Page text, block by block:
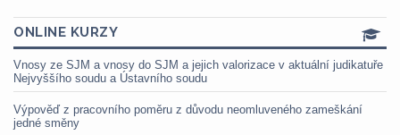
ONLINE KURZY
Vnosy ze SJM a vnosy do SJM a jejich valorizace v aktuální judikatuře
Nejvyššího soudu a Ústavního soudu
Výpověď z pracovního poměru z důvodu neomluveného zameškání
jedné směny